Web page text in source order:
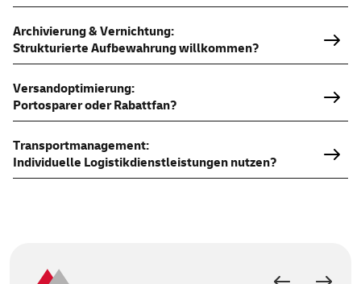
Archivierung & Vernichtung:
Strukturierte Aufbewahrung willkommen?
Versandoptimierung:
Portosparer oder Rabattfan?
Transportmanagement:
Individuelle Logistikdienstleistungen nutzen?